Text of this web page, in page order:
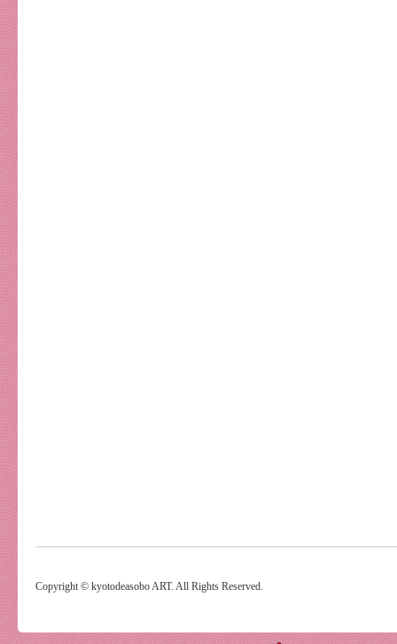
Copyright © kyotodeasobo ART. All Rights Reserved.